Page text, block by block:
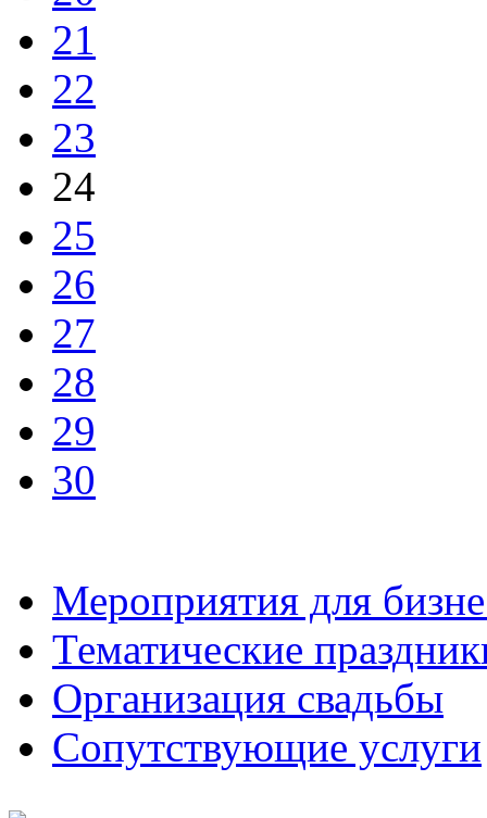
21
22
23
24
25
26
27
28
29
30
Мероприятия для
Тематические
Организация свадьбы
Сопутствующие услуги